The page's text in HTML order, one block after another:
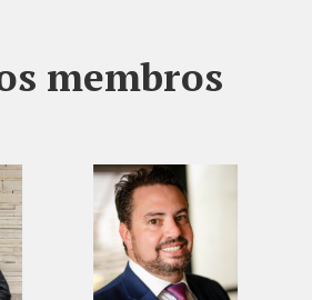
membros